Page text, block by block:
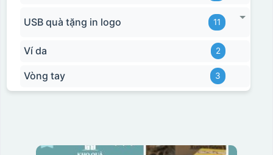
USB quà tặng in logo 11
Ví da 2
Vòng tay 3